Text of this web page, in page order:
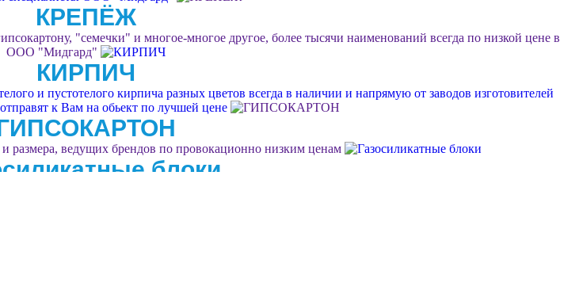
КРЕПЁЖ
"семечки" и многое-многое другое, более тысячи наименований всегда по низкой цене в
ООО "Мидгард"
КИРПИЧ
и пустотелого кирпича разных цветов всегда в наличии и напрямую от заводов изготовителей
к Вам на обьект по лучшей цене
размера, ведущих брендов по провокационно низким ценам
блоки
и под любые цели. Поможет с выбором Ваш личный менеджер в стройдисконте "Мидгард"